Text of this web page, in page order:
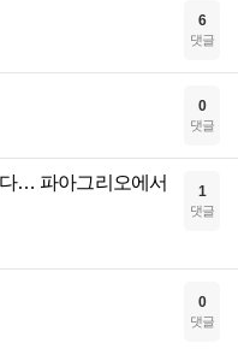
6
댓글
0
댓글
… 파아그리오에서
1
댓글
0
댓글